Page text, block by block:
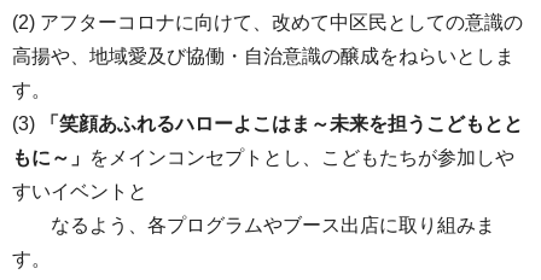
(2) アフターコロナに向けて、改めて中区民としての意識の
高揚や、地域愛及び協働・自治意識の醸成をねらいとしま
す。
(3)
「笑顔あふれるハローよこはま～未来を担うこどもとと
もに～」 をメインコンセプトとし、こどもたちが参加しや
すいイベントと
なるよう、各プログラムやブース出店に取り組みま
す。